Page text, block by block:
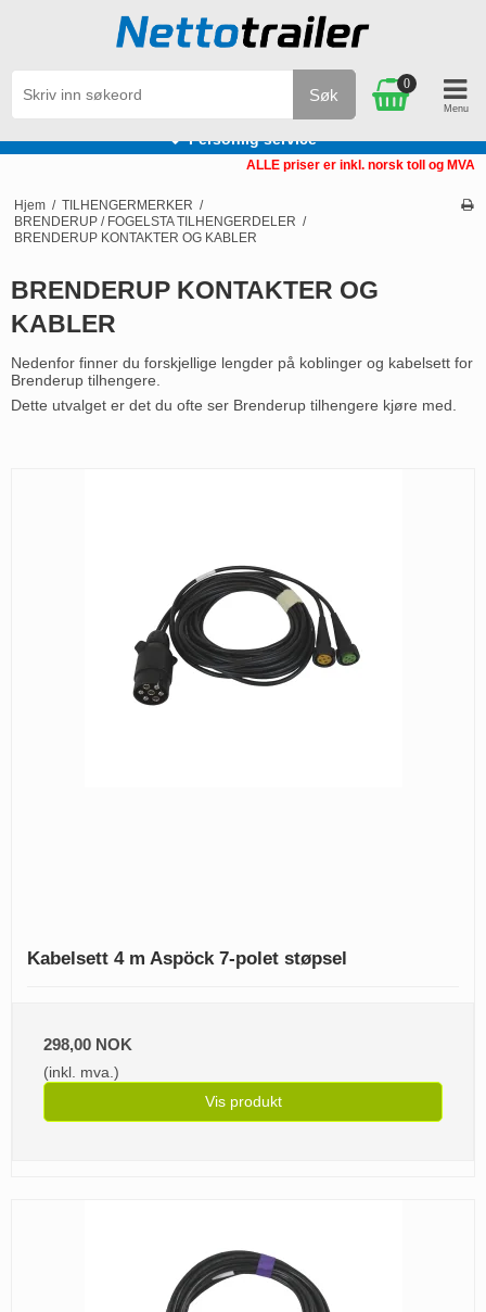
Personlig service
Søk
0
ALLE priser er inkl. norsk toll og MVA
Hjem / TILHENGERMERKER /
BRENDERUP / FOGELSTA TILHENGERDELER /
BRENDERUP KONTAKTER OG KABLER
BRENDERUP KONTAKTER OG
KABLER
Nedenfor finner du forskjellige lengder på koblinger og kabelsett for
Brenderup tilhengere.
Dette utvalget er det du ofte ser Brenderup tilhengere kjøre med.
Kabelsett 4 m Aspöck 7-polet støpsel
298,00 NOK
(inkl. mva.)
Vis produkt